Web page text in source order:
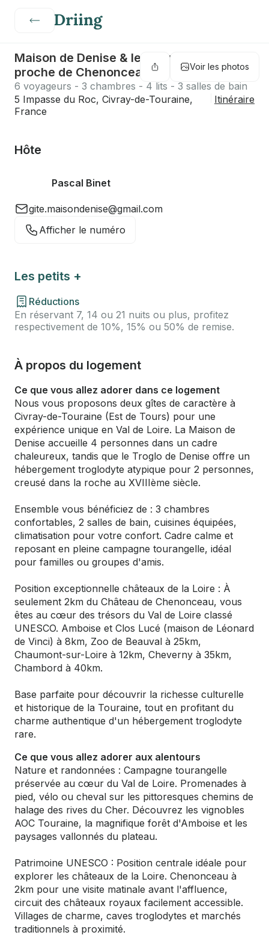
Voir les photos
Maison de Denise & le Troglo de Denise
proche de Chenonceau
6 voyageurs - 3 chambres - 4 lits - 3 salles de bain
5 Impasse du Roc, Civray-de-Touraine,
France
Itinéraire
Hôte
Pascal Binet
gite.maisondenise@gmail.com
Afficher le numéro
Les petits +
Réductions
En réservant 7, 14 ou 21 nuits ou plus, profitez
respectivement de 10%, 15% ou 50% de remise.
À propos du logement
Ce que vous allez adorer dans ce logement
Nous vous proposons deux gîtes de caractère à
Civray-de-Touraine (Est de Tours) pour une
expérience unique en Val de Loire. La Maison de
Denise accueille 4 personnes dans un cadre
chaleureux, tandis que le Troglo de Denise offre un
hébergement troglodyte atypique pour 2 personnes,
creusé dans la roche au XVIIIème siècle.
Ensemble vous bénéficiez de : 3 chambres
confortables, 2 salles de bain, cuisines équipées,
climatisation pour votre confort. Cadre calme et
reposant en pleine campagne tourangelle, idéal
pour familles ou groupes d'amis.
Position exceptionnelle châteaux de la Loire : À
seulement 2km du Château de Chenonceau, vous
êtes au cœur des trésors du Val de Loire classé
UNESCO. Amboise et Clos Lucé (maison de Léonard
de Vinci) à 8km, Zoo de Beauval à 25km,
Chaumont-sur-Loire à 12km, Cheverny à 35km,
Chambord à 40km.
Base parfaite pour découvrir la richesse culturelle
et historique de la Touraine, tout en profitant du
charme authentique d'un hébergement troglodyte
rare.
Ce que vous allez adorer aux alentours
Nature et randonnées : Campagne tourangelle
préservée au cœur du Val de Loire. Promenades à
pied, vélo ou cheval sur les pittoresques chemins de
halage des rives du Cher. Découvrez les vignobles
AOC Touraine, la magnifique forêt d'Amboise et les
paysages vallonnés du plateau.
Patrimoine UNESCO : Position centrale idéale pour
explorer les châteaux de la Loire. Chenonceau à
2km pour une visite matinale avant l'affluence,
circuit des châteaux royaux facilement accessible.
Villages de charme, caves troglodytes et marchés
traditionnels à proximité.